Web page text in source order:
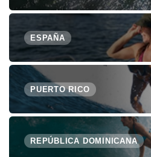
ESPAÑA
PUERTO RICO
REPÚBLICA DOMINICANA